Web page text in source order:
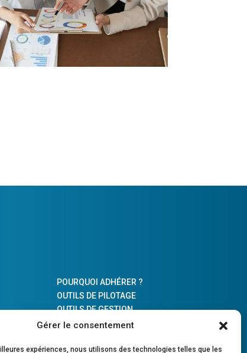
Gérer le consentement
expériences, nous utilisons des technologies telles que les
POURQUOI ADHÉRER ?
OUTILS DE PILOTAGE
OUTILS DE GESTION
PARTENAIRE DE LA PROFESSION